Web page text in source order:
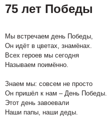
75 лет Победы
Мы встречаем день Победы,
Он идёт в цветах, знамёнах.
Всех героев мы сегодня
Называем поимённо.
Знаем мы: совсем не просто
Он пришёл к нам – День Победы.
Этот день завоевали
Наши папы, наши деды.